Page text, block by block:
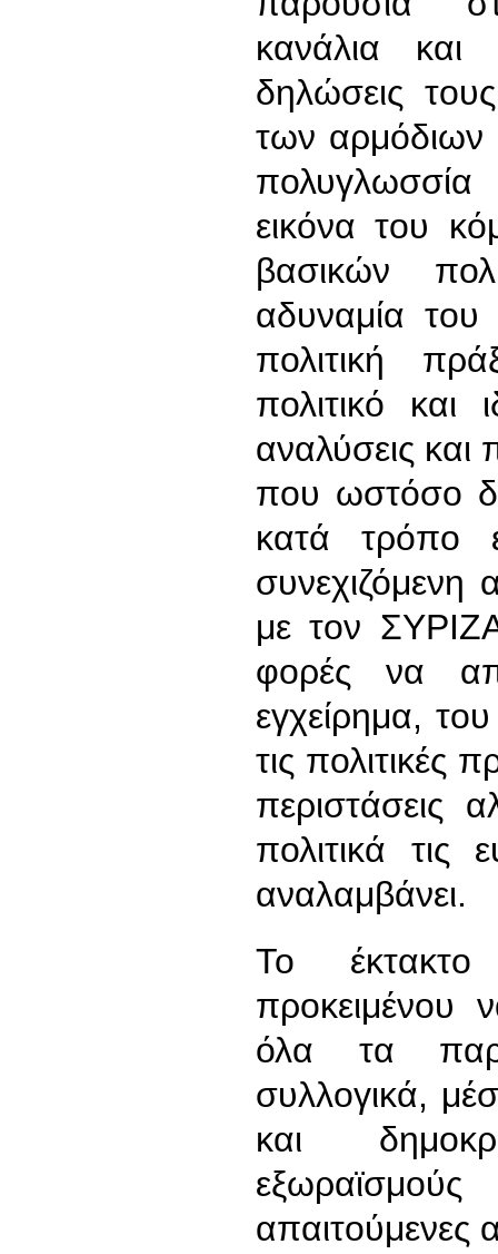
κανάλια
δηλώσεις
των αρμόδιων
εικόνα του
βασικών
αδυναμία του
πολιτική
πολιτικό και
αναλύσεις και
που ωστόσο
κατά τρόπο
συνεχιζόμενη
με τον
φορές να
εγχείρημα,
τις πολιτικές
περιστάσεις
πολιτικά τις
αναλαμβάνει.
Το έκτακτο
προκειμένου
όλα τα
συλλογικά,
και
απαιτούμενες